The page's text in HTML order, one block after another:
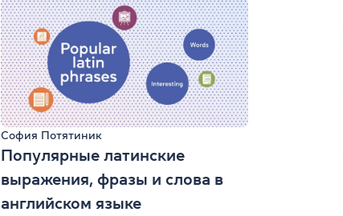
София Потятиник
Популярные латинские
выражения, фразы и слова в
английском языке